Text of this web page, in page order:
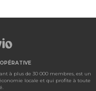
à plus de 30 000 membres, est un
locale et qui profite à toute